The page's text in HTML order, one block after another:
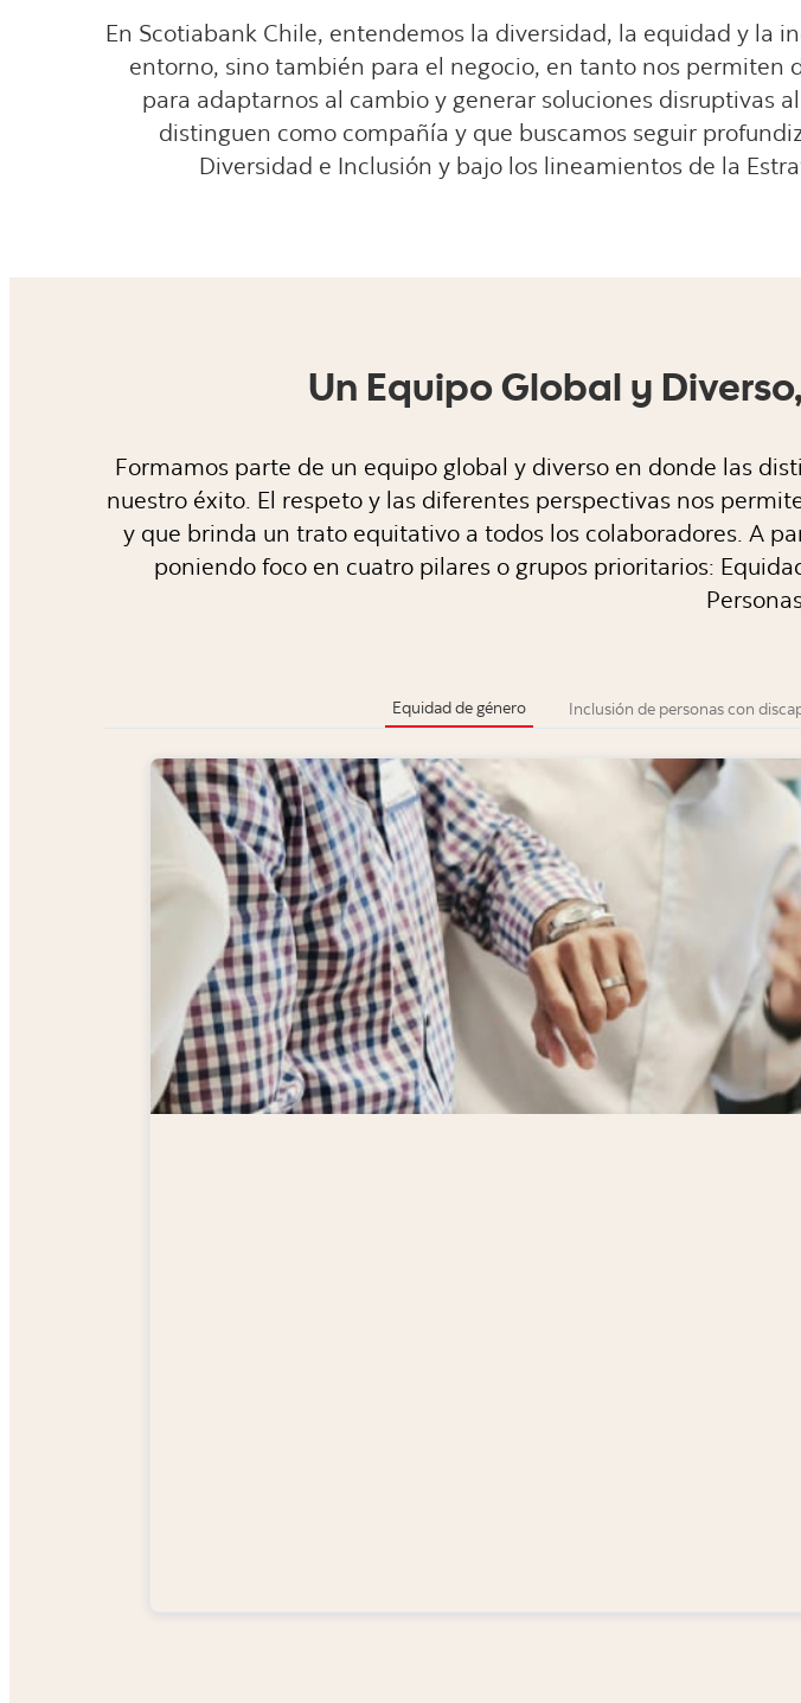
En Scotiabank Chile, entendemos la diversidad, la equidad y la
entorno, sino también para el negocio, en tanto nos permiten
para adaptarnos al cambio y generar soluciones disruptivas
distinguen como compañía y que buscamos seguir
Diversidad e Inclusión y bajo los lineamientos de la
Un Equipo Global y
Formamos parte de un equipo global y diverso en donde las
nuestro éxito. El respeto y las diferentes perspectivas nos
y que brinda un trato equitativo a todos los colaboradores. A
poniendo foco en cuatro pilares o grupos prioritarios:
Equidad de género Inclusión de personas con